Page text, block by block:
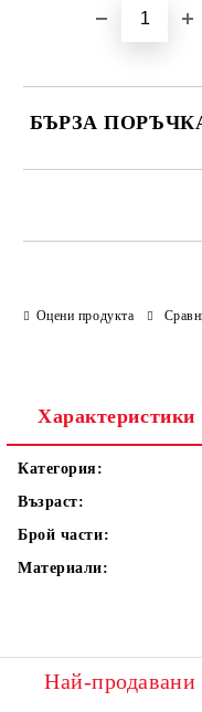
БЪРЗА
Оцени продукта
Характеристики
Категория:
Възраст:
Брой части:
Материали:
Най-продавани